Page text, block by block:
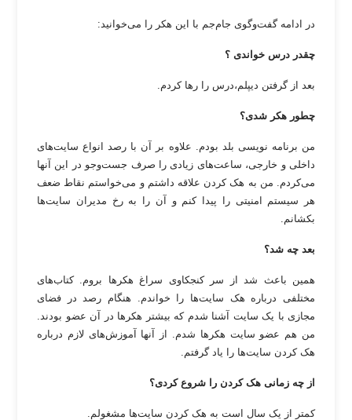
در ادامه گفت‌وگوی جام‌جم با این هکر را می‌خوانید:
چقدر درس خواندی ؟
بعد از گرفتن دیپلم،‌درس را رها کردم.
چطور هکر شدی؟
من برنامه نویسی بلد بودم. علاوه بر آن با رصد انواع سایت‌های
داخلی و خارجی، ساعت‌های زیادی را صرف جست‌وجو در این آنها
می‌کردم. من به هک کردن علاقه داشتم و می‌خواستم نقاط ضعف
هر سیستم امنیتی را پیدا کنم و آن را به رخ مدیران سایت‌ها
بکشانم.
بعد چه شد؟
همین باعث شد از سر کنجکاوی سراغ هکرها بروم. کتاب‌های
مختلفی درباره هک سایت‌ها را خواندم. هنگام رصد در فضای
مجازی با یک سایت آشنا شدم که بیشتر هکرها در آن عضو بودند.
من هم عضو سایت هکرها شدم. از آنها آموزش‌های لازم درباره
هک کردن سایت‌ها را یاد گرفتم.
از چه زمانی هک کردن را شروع کردی؟
کمتر از یک سال است به هک کردن سایت‌ها مشغولم.